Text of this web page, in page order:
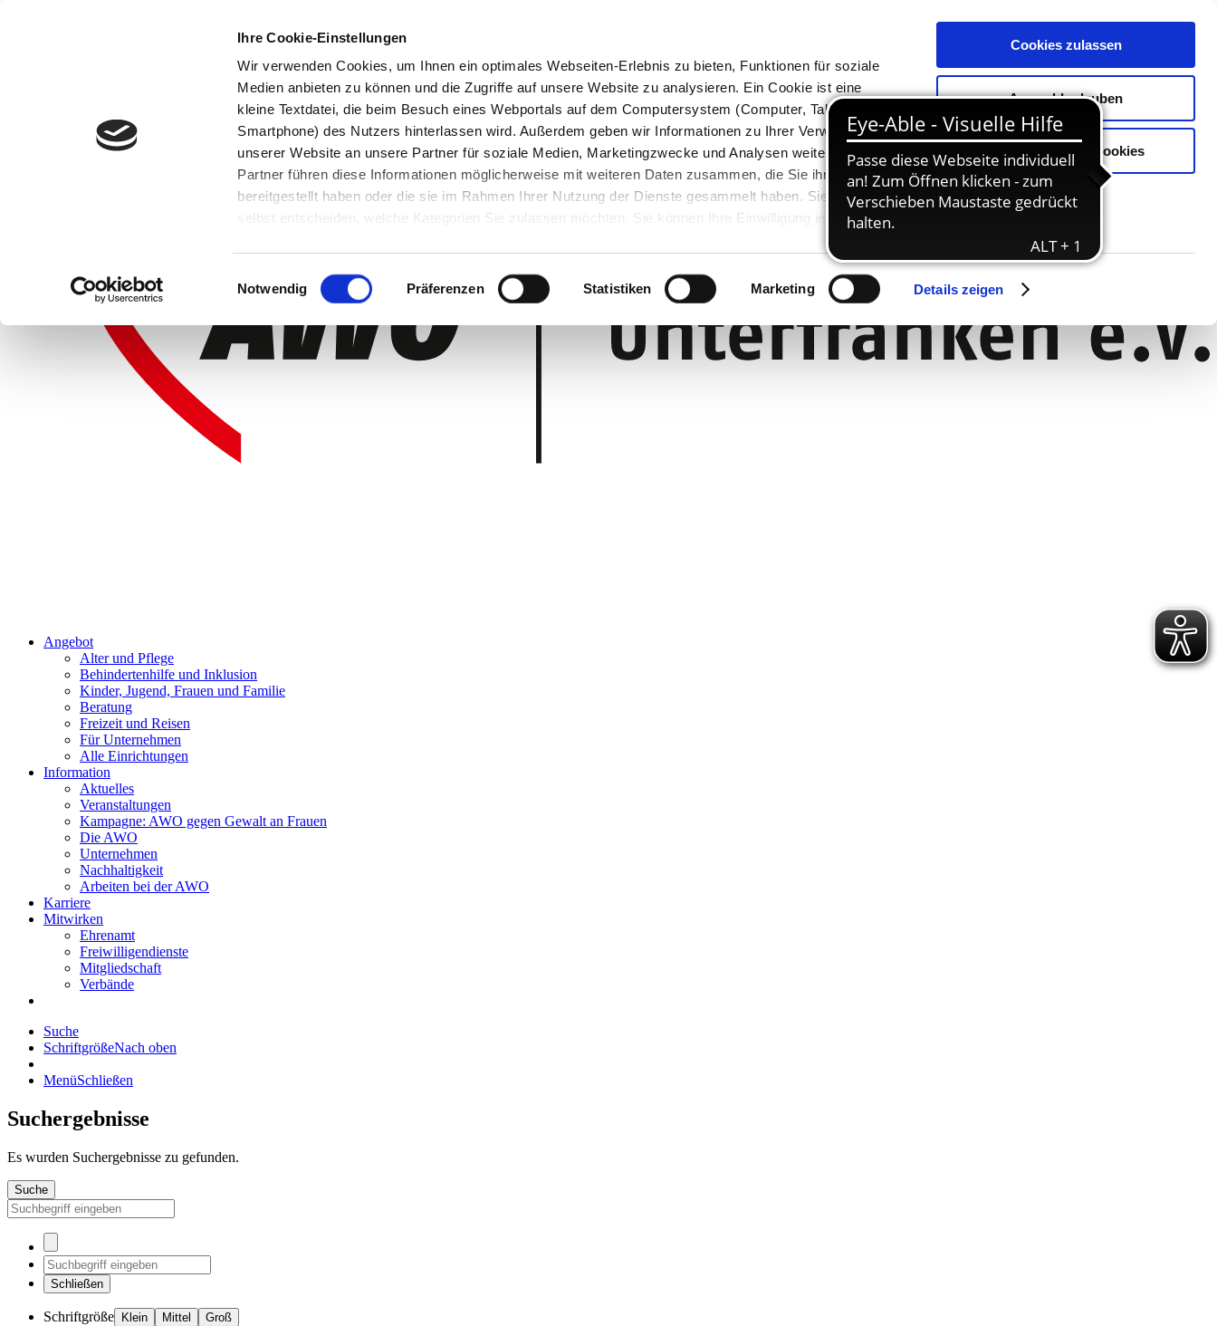
Ihre Cookie-Einstellungen
Wir verwenden Cookies, um Ihnen ein optimales Webseiten-Erlebnis zu bieten, Funktionen für soziale
Medien anbieten zu können und die Zugriffe auf unsere Website zu analysieren. Ein Cookie ist eine
kleine Textdatei, die beim Besuch eines Webportals auf dem Computersystem (Computer, Tablet oder
Smartphone) des Nutzers hinterlassen wird. Außerdem geben wir Informationen zu Ihrer Verwendung
unserer Website an unsere Partner für soziale Medien, Marketingzwecke und Analysen weiter. Unsere
Partner führen diese Informationen möglicherweise mit weiteren Daten zusammen, die Sie ihnen
bereitgestellt haben oder die sie im Rahmen Ihrer Nutzung der Dienste gesammelt haben. Sie können
selbst entscheiden, welche Kategorien Sie zulassen möchten. Sie können Ihre Einwilligung jederzeit
Einwilligungsauswahl
Notwendig Präferenzen Statistiken Marketing Details zeigen
Cookies zulassen
Auswahl erlauben
Nur notwendige Cookies
Angebot
Alter und Pflege
Behindertenhilfe und Inklusion
Kinder, Jugend, Frauen und Familie
Beratung
Freizeit und Reisen
Für Unternehmen
Alle Einrichtungen
Information
Aktuelles
Veranstaltungen
Kampagne: AWO gegen Gewalt an Frauen
Die AWO
Unternehmen
Nachhaltigkeit
Arbeiten bei der AWO
Karriere
Mitwirken
Ehrenamt
Freiwilligendienste
Mitgliedschaft
Verbände
Suche
SchriftgrößeNach oben
MenüSchließen
Suchergebnisse
Es wurden Suchergebnisse zu gefunden.
Suche
Schließen
Schriftgröße Klein Mittel
Groß